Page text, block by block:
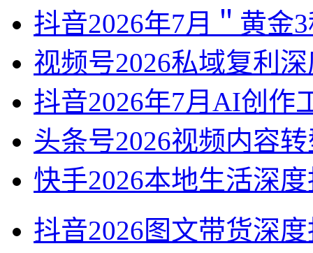
抖音2026年7月＂黄金
视频号2026私域复利
抖音2026年7月AI创作
头条号2026视频内容
快手2026本地生活深
抖音2026图文带货深